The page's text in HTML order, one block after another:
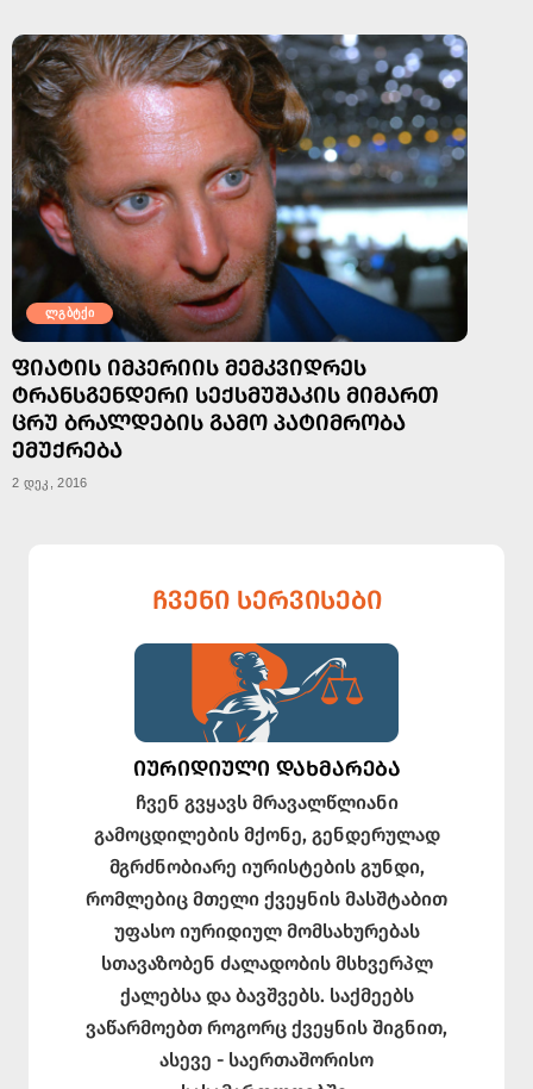
ლგბტქი
ᲤᲘᲐᲢᲘᲡ ᲘᲛᲞᲔᲠᲘᲘᲡ ᲛᲔᲛᲙᲕᲘᲓᲠᲔᲡ
ᲢᲠᲐᲜᲡᲒᲔᲜᲓᲔᲠᲘ ᲡᲔᲥᲡᲛᲣᲨᲐᲙᲘᲡ ᲛᲘᲛᲐᲠᲗ
ᲪᲠᲣ ᲑᲠᲐᲚᲓᲔᲑᲘᲡ ᲒᲐᲛᲝ ᲞᲐᲢᲘᲛᲠᲝᲑᲐ
ᲔᲛᲣᲥᲠᲔᲑᲐ
2 დეკ, 2016
ᲩᲕᲔᲜᲘ ᲡᲔᲠᲕᲘᲡᲔᲑᲘ
ᲘᲣᲠᲘᲓᲘᲣᲚᲘ ᲓᲐᲮᲛᲐᲠᲔᲑᲐ
ჩვენ გვყავს მრავალწლიანი
გამოცდილების მქონე, გენდერულად
მგრძნობიარე იურისტების გუნდი,
რომლებიც მთელი ქვეყნის მასშტაბით
უფასო იურიდიულ მომსახურებას
სთავაზობენ ძალადობის მსხვერპლ
ქალებსა და ბავშვებს. საქმეებს
ვაწარმოებთ როგორც ქვეყნის შიგნით,
ასევე - საერთაშორისო